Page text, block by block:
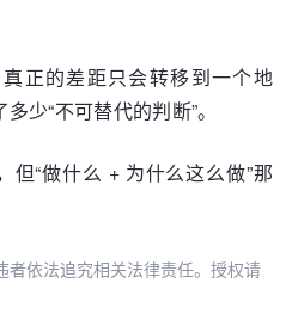
正的差距只会转移到一个地
少“不可替代的判断”。
但“做什么 + 为什么这么做”那
者依法追究相关法律责任。授权请